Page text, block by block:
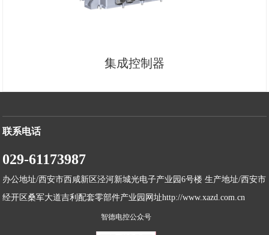
集成控制器
联系电话
029-61173987
办公地址/西安市西咸新区泾河新城光电子产业园6号楼 生产地址/西安市
经开区桑军大道吉利配套零部件产业园网址http://www.xazd.com.cn
智德电控公众号